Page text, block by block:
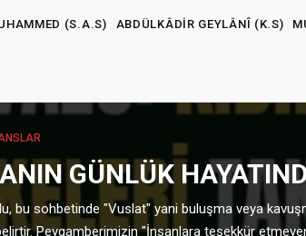
(S.A.S) ABDÜLKÂDIR GEYLÂNÎ (K.S)
GÜNLÜK
bu sohbetinde "Vuslat" yani buluşma veya
Peygamberimizin "İnsanlara teşekkür